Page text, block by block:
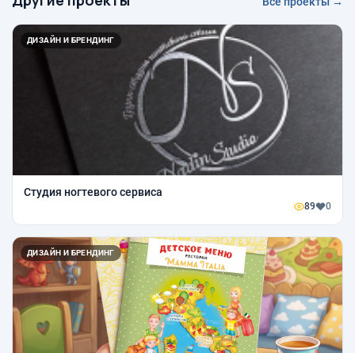
ДИЗАЙН И БРЕНДИНГ
Студия ногтевого сервиса
89 0
ДИЗАЙН И БРЕНДИНГ